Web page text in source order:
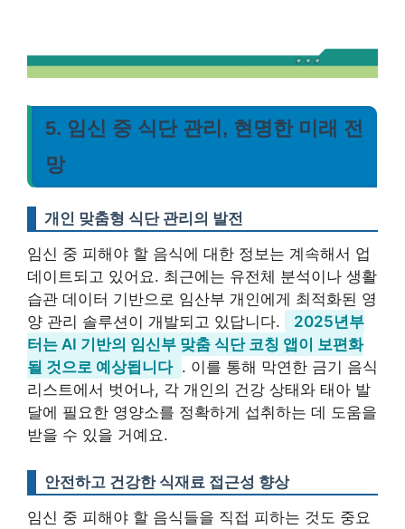
5. 임신 중 식단 관리, 현명한 미래 전
망
개인 맞춤형 식단 관리의 발전
임신 중 피해야 할 음식에 대한 정보는 계속해서 업
데이트되고 있어요. 최근에는 유전체 분석이나 생활
습관 데이터 기반으로 임산부 개인에게 최적화된 영
양 관리 솔루션이 개발되고 있답니다.
2025년부
터는 AI 기반의 임신부 맞춤 식단 코칭 앱이 보편화
될 것으로 예상됩니다 . 이를 통해 막연한 금기 음식
리스트에서 벗어나, 각 개인의 건강 상태와 태아 발
달에 필요한 영양소를 정확하게 섭취하는 데 도움을
받을 수 있을 거예요.
안전하고 건강한 식재료 접근성 향상
임신 중 피해야 할 음식들을 직접 피하는 것도 중요